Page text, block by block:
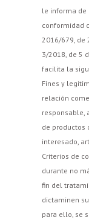
le informa de
conformidad
2016/679, de
3/2018, de 5
facilita la
Fines y
relación
responsable,
de productos
interesado,
Criterios de
durante no
fin del
dictaminen
para ello, se